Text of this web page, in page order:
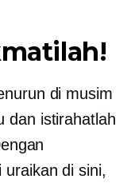
di musim
dan istirahatlah
di sini,